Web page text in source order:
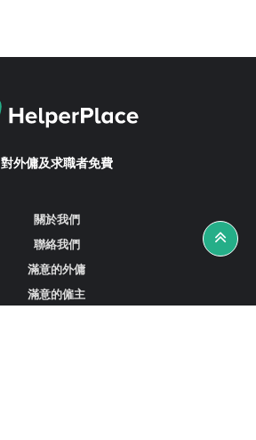
對外傭及求職者免費
關於我們
聯絡我們
滿意的外傭
滿意的僱主